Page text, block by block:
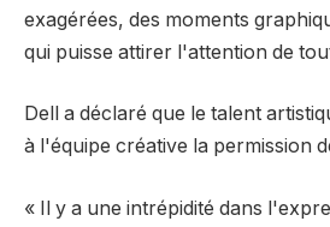
exagérées, des moments
qui puisse attirer l'attention de
Dell a déclaré que le talent
à l'équipe créative la permission
« Il y a une intrépidité dans